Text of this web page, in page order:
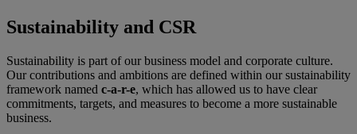
Sustainability and CSR
Sustainability is part of our business model and corporate culture.
Our contributions and ambitions are defined within our sustainability
framework named c-a-r-e, which has allowed us to have clear
commitments, targets, and measures to become a more sustainable
business.